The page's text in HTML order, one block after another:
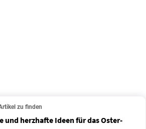
zu finden
und herzhafte Ideen für das Oster-